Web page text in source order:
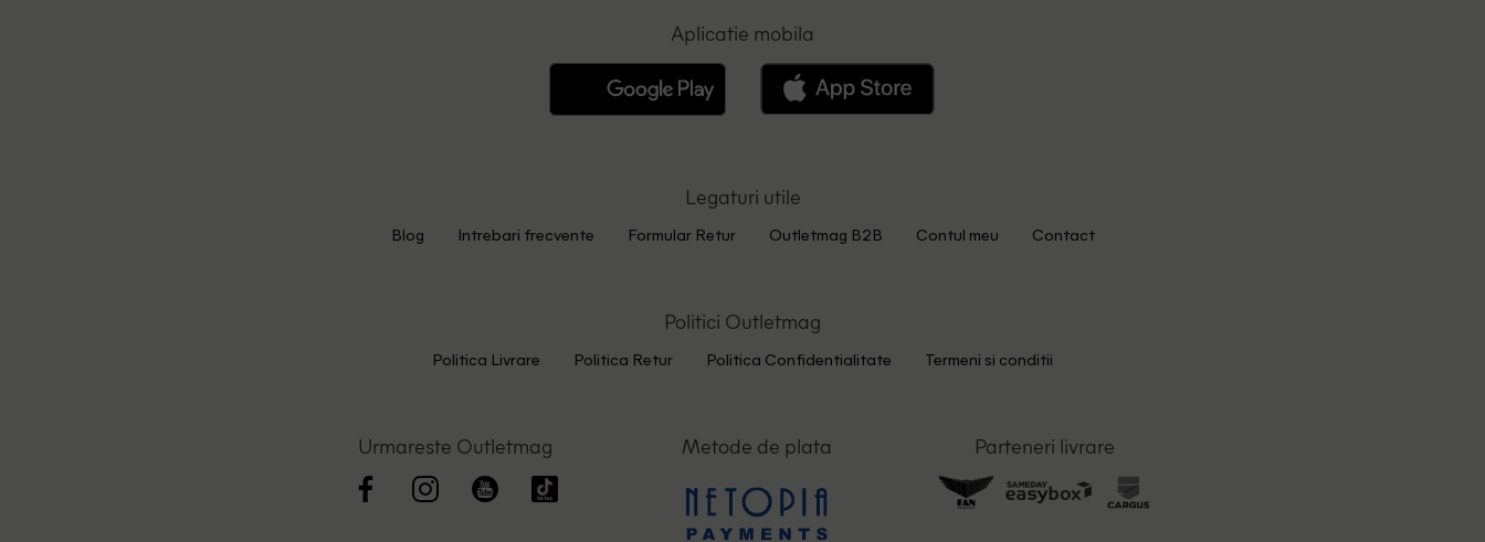
Aplicatie mobila
Legaturi utile
Blog Intrebari frecvente Formular Retur Outletmag B2B Contul meu Contact
Politici Outletmag
Politica Livrare Politica Retur Politica Confidentialitate Termeni si conditii
Urmareste Outletmag Metode de plata Parteneri livrare